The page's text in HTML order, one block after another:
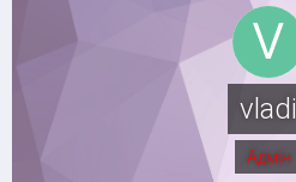
vladi
Адмін